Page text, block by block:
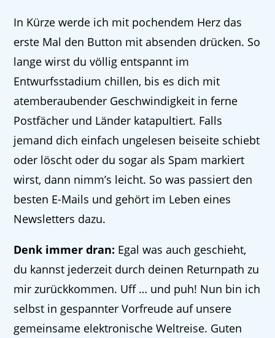
In Kürze werde ich mit pochendem Herz das
erste Mal den Button mit absenden drücken. So
lange wirst du völlig entspannt im
Entwurfsstadium chillen, bis es dich mit
atemberaubender Geschwindigkeit in ferne
Postfächer und Länder katapultiert. Falls
jemand dich einfach ungelesen beiseite schiebt
oder löscht oder du sogar als Spam markiert
wirst, dann nimm’s leicht. So was passiert den
besten E-Mails und gehört im Leben eines
Newsletters dazu.
Denk immer dran: Egal was auch geschieht,
du kannst jederzeit durch deinen Returnpath zu
mir zurückkommen. Uff … und puh! Nun bin ich
selbst in gespannter Vorfreude auf unsere
gemeinsame elektronische Weltreise. Guten